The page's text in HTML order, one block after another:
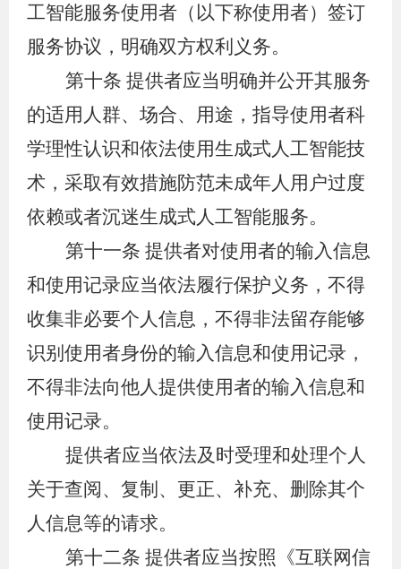
工智能服务使用者（以下称使用者）签订
服务协议，明确双方权利义务。
第十条 提供者应当明确并公开其服务
的适用人群、场合、用途，指导使用者科
学理性认识和依法使用生成式人工智能技
术，采取有效措施防范未成年人用户过度
依赖或者沉迷生成式人工智能服务。
第十一条 提供者对使用者的输入信息
和使用记录应当依法履行保护义务，不得
收集非必要个人信息，不得非法留存能够
识别使用者身份的输入信息和使用记录，
不得非法向他人提供使用者的输入信息和
使用记录。
提供者应当依法及时受理和处理个人
关于查阅、复制、更正、补充、删除其个
人信息等的请求。
第十二条 提供者应当按照《互联网信